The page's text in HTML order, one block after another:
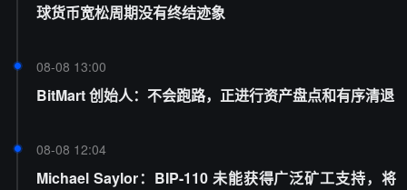
球货币宽松周期没有终结迹象
08-08 13:00
BitMart 创始人：不会跑路，正进行资产盘点和有序清退
08-08 12:04
Michael Saylor：BIP-110 未能获得广泛矿工支持，将